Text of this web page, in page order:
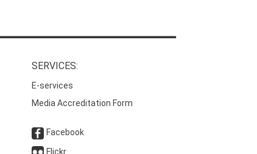
SERVICES:
E-services
Media Accreditation Form
Facebook
Flickr